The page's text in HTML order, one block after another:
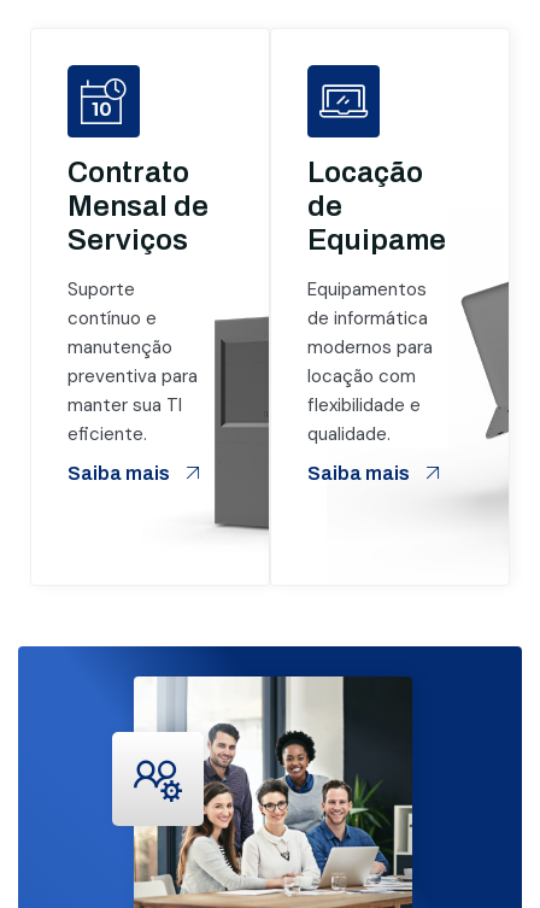
Contrato
Mensal de
Serviços
Suporte
contínuo e
manutenção
preventiva para
manter sua TI
eficiente.
Saiba mais
Locação
de
Equipamentos
Equipamentos
de informática
modernos para
locação com
flexibilidade e
qualidade.
Saiba mais